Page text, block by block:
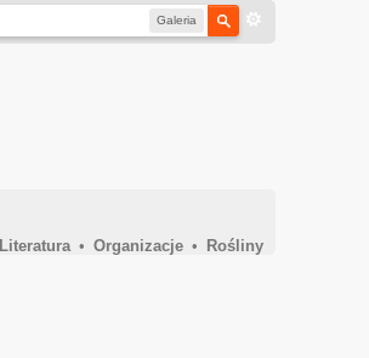
Galeria
Literatura • Organizacje •
Rośliny